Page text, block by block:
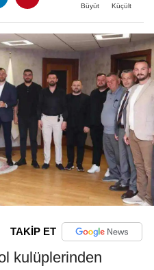
Büyüt Küçült
TAKİP ET
kulüplerinden